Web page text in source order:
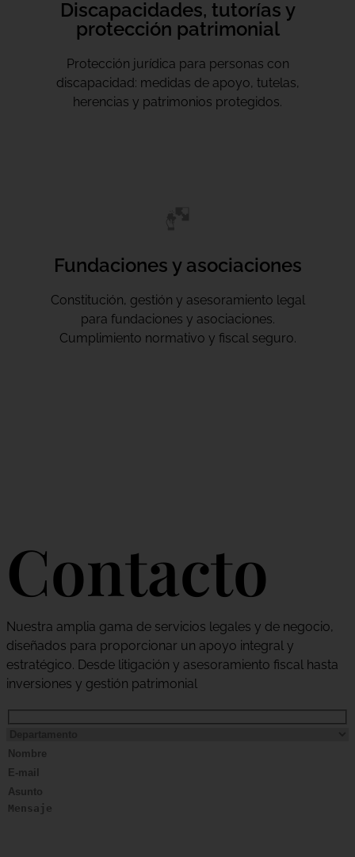
Discapacidades, tutorías y
protección patrimonial
Protección jurídica para personas con
discapacidad: medidas de apoyo, tutelas,
herencias y patrimonios protegidos.
Fundaciones y asociaciones
Constitución, gestión y asesoramiento legal
para fundaciones y asociaciones.
Cumplimiento normativo y fiscal seguro.
Contacto
Nuestra amplia gama de servicios legales y de negocio,
diseñados para proporcionar un apoyo integral y
estratégico. Desde litigación y asesoramiento fiscal hasta
inversiones y gestión patrimonial